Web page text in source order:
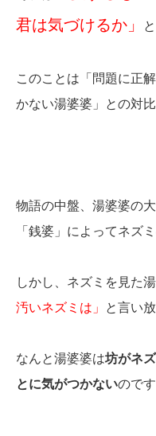
君は気づけるか」
このことは「問題に正
かない湯婆婆」との対
物語の中盤、湯婆婆の
「銭婆」によってネズ
しかし、ネズミを見た
汚いネズミは」
と言い
なんと湯婆婆は坊がネ
とに気がつかないのです